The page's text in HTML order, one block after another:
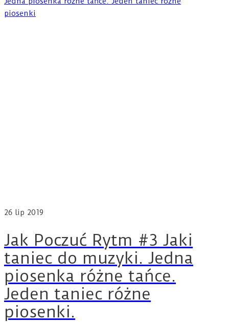
26 lip 2019
Jak Poczuć Rytm #3 Jaki
taniec do muzyki. Jedna
piosenka różne tańce.
Jeden taniec różne
piosenki.